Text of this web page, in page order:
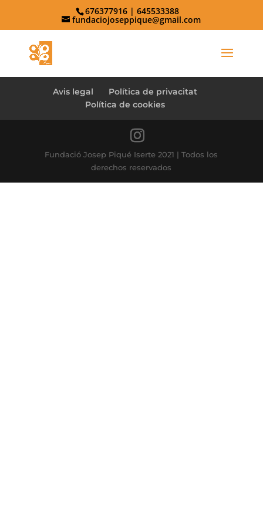
676377916 | 645533388
fundaciojoseppique@gmail.com
Avis legal
Política de privacitat
Política de cookies
Fundació Josep Piqué Iserte 2021 | Todos los
derechos reservados